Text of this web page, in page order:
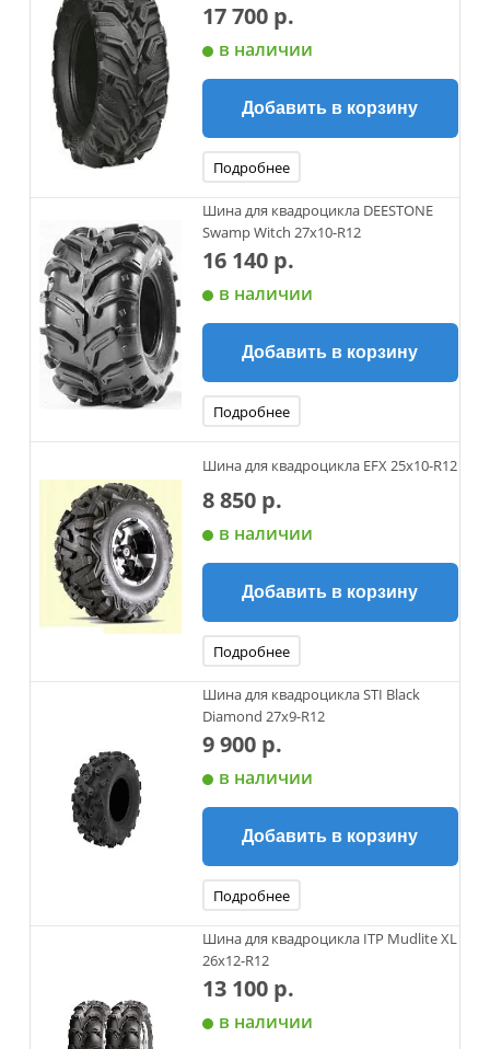
17 700 р.
в наличии
Добавить в корзину
Подробнее
Шина для квадроцикла DEESTONE
Swamp Witch 27x10-R12
16 140 р.
в наличии
Добавить в корзину
Подробнее
Шина для квадроцикла EFX 25x10-R12
8 850 р.
в наличии
Добавить в корзину
Подробнее
Шина для квадроцикла STI Black
Diamond 27x9-R12
9 900 р.
в наличии
Добавить в корзину
Подробнее
Шина для квадроцикла ITP Mudlite XL
26x12-R12
13 100 р.
в наличии